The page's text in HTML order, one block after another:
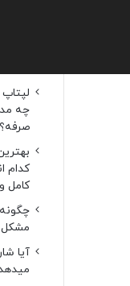
چه
صرفه؟
کدام
کامل
مشکل
آیا